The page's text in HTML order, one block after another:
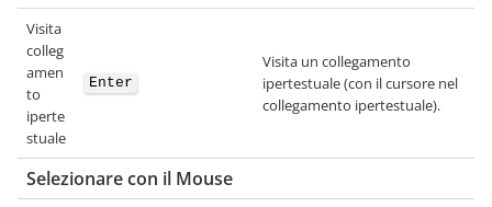
Visita
colleg
amen
to
iperte
stuale
Enter
Visita un collegamento
ipertestuale (con il cursore nel
collegamento ipertestuale).
Selezionare con il Mouse